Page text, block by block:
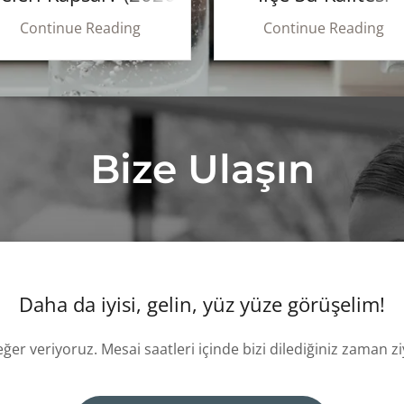
Güncel Rehber
Continue Reading
Rehberi
Continue Reading
Bize Ulaşın
Daha da iyisi, gelin, yüz yüze görüşelim!
veriyoruz. Mesai saatleri içinde bizi dilediğiniz zaman